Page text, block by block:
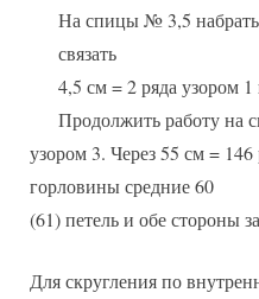
На спицы № 3,5
связать
4,5 см = 2 ряда узором
Продолжить работу на
узором 3. Через 55 см =
горловины средние 60
(61) петель и обе стороны
Для скругления по